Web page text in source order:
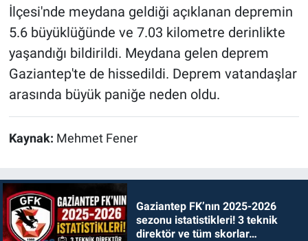
İlçesi'nde meydana geldiği açıklanan depremin
5.6 büyüklüğünde ve 7.03 kilometre derinlikte
yaşandığı bildirildi. Meydana gelen deprem
Gaziantep'te de hissedildi. Deprem vatandaşlar
arasında büyük paniğe neden oldu.
Kaynak: Mehmet Fener
Gaziantep FK’nın 2025-2026
sezonu istatistikleri! 3 teknik
direktör ve tüm skorlar…